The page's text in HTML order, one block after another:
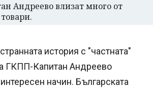
Андреево влизат много от
история с "частната"
ГКПП-Капитан Андреево
начин. Българската